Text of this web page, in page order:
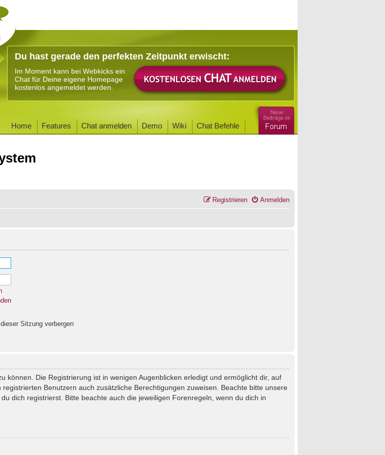
Du hast gerade den perfekten Zeitpunkt erwischt:
Im Moment kann bei Webkicks ein
Chat für Deine eigene Homepage
kostenlos angemeldet werden.
Home Features Chat anmelden Demo Wiki Chat Befehle
Anmelden
Registrieren
Sitzung verbergen
können. Die Registrierung ist in wenigen Augenblicken erledigt und ermöglicht dir, auf
Benutzern auch zusätzliche Berechtigungen zuweisen. Beachte bitte unsere
dich registrierst. Bitte beachte auch die jeweiligen Forenregeln, wenn du dich in